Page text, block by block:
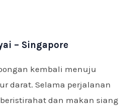
– Singapore
kembali menuju
darat. Selama perjalanan
dan makan siang